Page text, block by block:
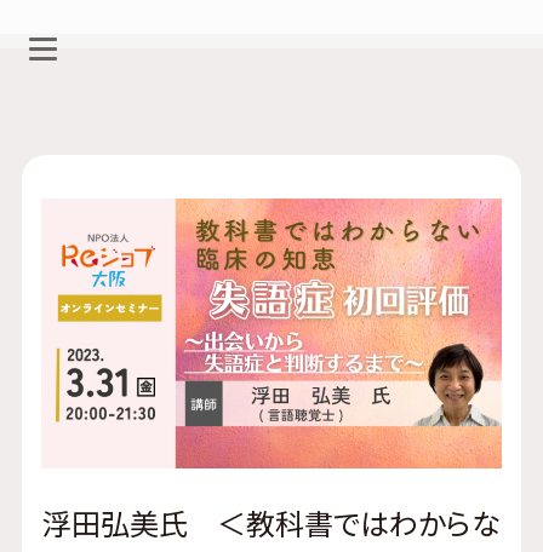
浮田弘美氏 ＜教科書ではわからな